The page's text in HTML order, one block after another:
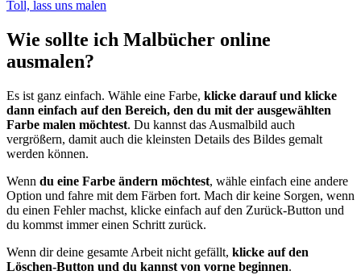
Toll, lass uns malen
Wie sollte ich Malbücher online
ausmalen?
Es ist ganz einfach. Wähle eine Farbe, klicke darauf und klicke
dann einfach auf den Bereich, den du mit der ausgewählten
Farbe malen möchtest. Du kannst das Ausmalbild auch
vergrößern, damit auch die kleinsten Details des Bildes gemalt
werden können.
Wenn du eine Farbe ändern möchtest, wähle einfach eine andere
Option und fahre mit dem Färben fort. Mach dir keine Sorgen, wenn
du einen Fehler machst, klicke einfach auf den Zurück-Button und
du kommst immer einen Schritt zurück.
Wenn dir deine gesamte Arbeit nicht gefällt, klicke auf den
Löschen-Button und du kannst von vorne beginnen.